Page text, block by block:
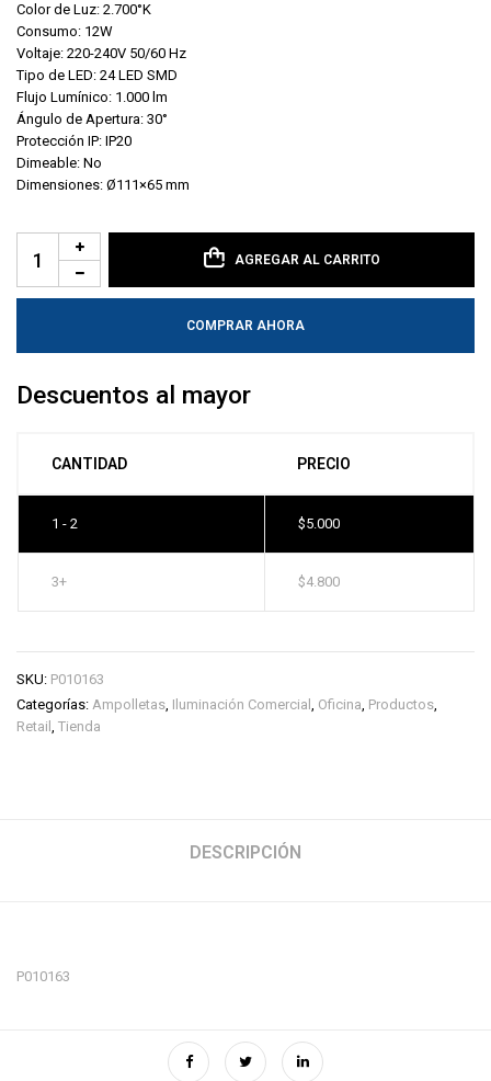
Color de Luz: 2.700°K
Consumo: 12W
Voltaje: 220-240V 50/60 Hz
Tipo de LED: 24 LED SMD
Flujo Lumínico: 1.000 lm
Ángulo de Apertura: 30°
Protección IP: IP20
Dimeable: No
Dimensiones: Ø111×65 mm
AGREGAR AL CARRITO
COMPRAR AHORA
Descuentos al mayor
CANTIDAD PRECIO
1 - 2 $5.000
3+ $4.800
SKU: P010163
Categorías: Ampolletas, Iluminación Comercial , Oficina, Productos,
Retail , Tienda
DESCRIPCIÓN
P010163